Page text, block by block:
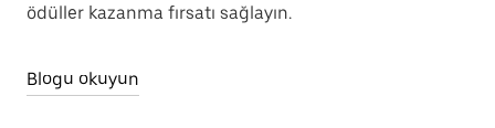
ödüller kazanma fırsatı sağlayın.
Blogu okuyun